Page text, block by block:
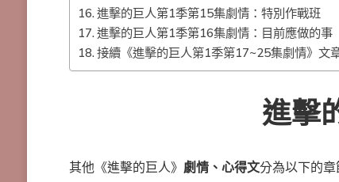
進擊的巨人第1季第15集劇情：特別作戰班
進擊的巨人第1季第16集劇情：目前應做的事
接續《進擊的巨人第1季第17~25集劇情》文
進擊
其他《進擊的巨人》 劇情、心得文分為以下的